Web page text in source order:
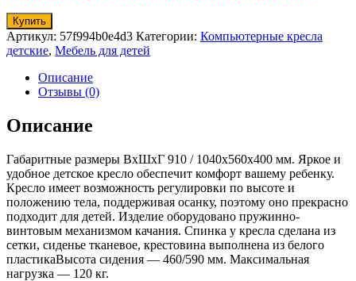
Купить
Артикул: 57f994b0e4d3 Категории: Компьютерные кресла
детские, Мебель для детей
Описание
Отзывы (0)
Описание
Габаритные размеры ВхШхГ 910 / 1040x560x400 мм. Яркое и
удобное детское кресло обеспечит комфорт вашему ребенку.
Кресло имеет возможность регулировки по высоте и
положению тела, поддерживая осанку, поэтому оно прекрасно
подходит для детей. Изделие оборудовано пружинно-
винтовым механизмом качания. Спинка у кресла сделана из
сетки, сиденье тканевое, крестовина выполнена из белого
пластикаВысота сидения — 460/590 мм. Максимальная
нагрузка — 120 кг.